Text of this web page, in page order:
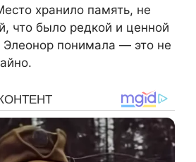
хранило память, не
что было редкой и ценной
Элеонор понимала — это не